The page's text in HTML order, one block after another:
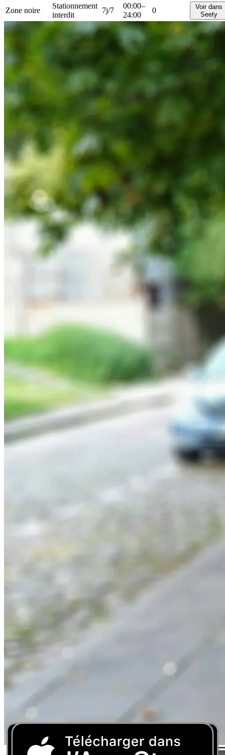
Zone noire
Stationnement
interdit
7j/7
00:00–
24:00
0
Voir dans
Seety